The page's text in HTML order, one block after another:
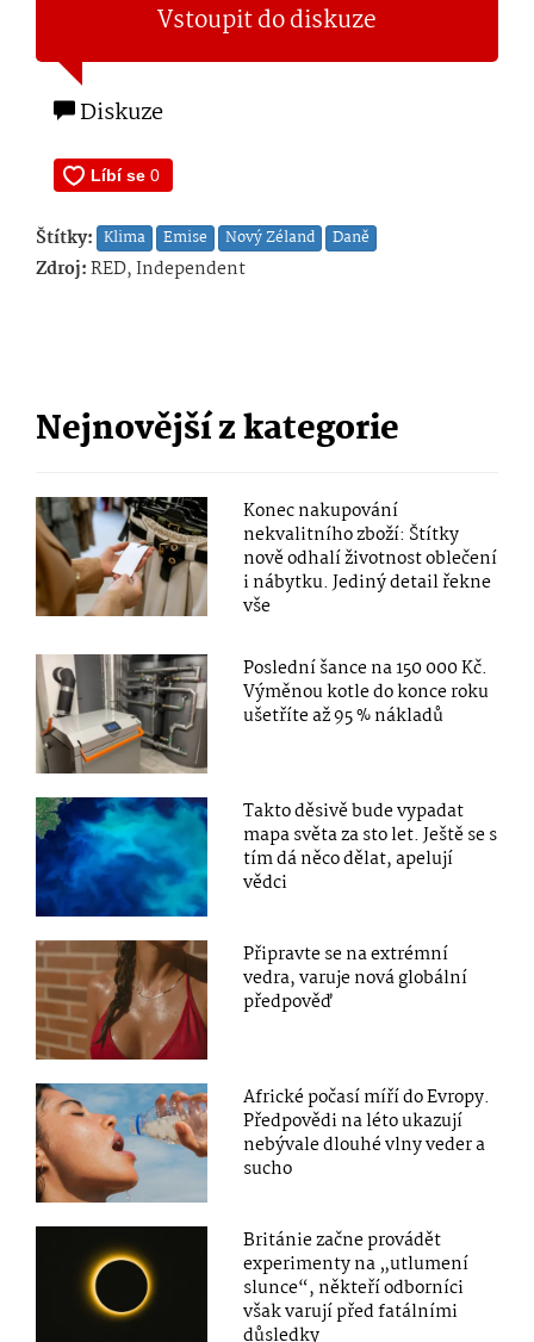
Vstoupit do diskuze
Diskuze
Štítky: Klima Emise Nový Zéland Daně
Zdroj:RED, Independent
Nejnovější z kategorie
Konec nakupování
nekvalitního zboží: Štítky
nově odhalí životnost oblečení
i nábytku. Jediný detail řekne
vše
Poslední šance na 150 000 Kč.
Výměnou kotle do konce roku
ušetříte až 95 % nákladů
Takto děsivě bude vypadat
mapa světa za sto let. Ještě se s
tím dá něco dělat, apelují
vědci
Připravte se na extrémní
vedra, varuje nová globální
předpověď
Africké počasí míří do Evropy.
Předpovědi na léto ukazují
nebývale dlouhé vlny veder a
sucho
Británie začne provádět
experimenty na „utlumení
slunce“, někteří odborníci
však varují před fatálními
důsledky